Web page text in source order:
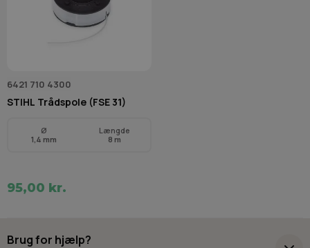
6421 710 4300
STIHL Trådspole (FSE 31)
Ø
1,4 mm
Længde
8 m
95,00 kr.
Brug for hjælp?